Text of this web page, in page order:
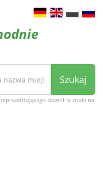
Szukaj
dowolne znaki na